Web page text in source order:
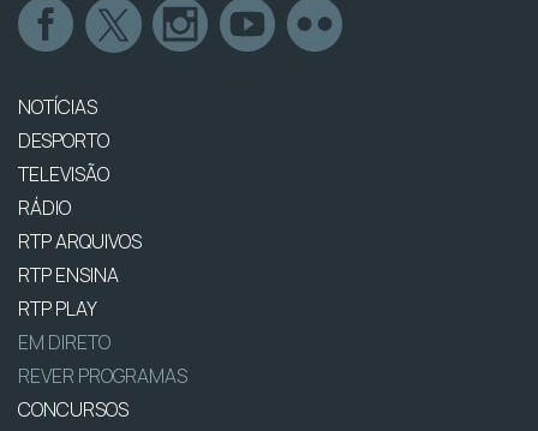
NOTÍCIAS
DESPORTO
TELEVISÃO
RÁDIO
RTP ARQUIVOS
RTP ENSINA
RTP PLAY
EM DIRETO
REVER PROGRAMAS
CONCURSOS